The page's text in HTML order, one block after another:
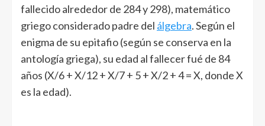
fallecido alrededor de 284 y 298), matemático
griego considerado padre del álgebra. Según el
enigma de su epitafio (según se conserva en la
antología griega), su edad al fallecer fué de 84
años (X/6 + X/12 + X/7 + 5 + X/2 + 4 = X, donde X
es la edad).